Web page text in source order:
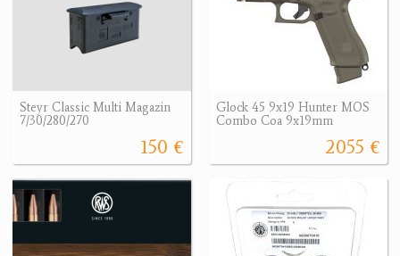
Steyr Classic Multi Magazin
7/30/280/270
150 €
Glock 45 9x19 Hunter MOS
Combo Coa 9x19mm
2055 €